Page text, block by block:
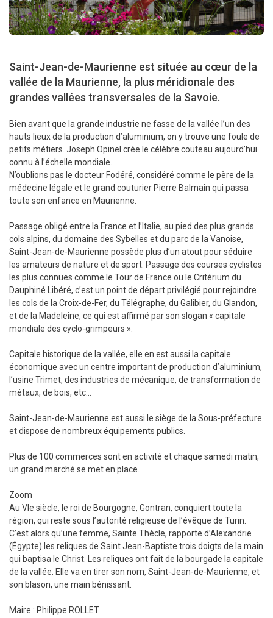
Saint-Jean-de-Maurienne est située au cœur de la
vallée de la Maurienne, la plus méridionale des
grandes vallées transversales de la Savoie.
Bien avant que la grande industrie ne fasse de la vallée l’un des
hauts lieux de la production d’aluminium, on y trouve une foule de
petits métiers. Joseph Opinel crée le célèbre couteau aujourd’hui
connu à l’échelle mondiale.
N’oublions pas le docteur Fodéré, considéré comme le père de la
médecine légale et le grand couturier Pierre Balmain qui passa
toute son enfance en Maurienne.
Passage obligé entre la France et l’Italie, au pied des plus grands
cols alpins, du domaine des Sybelles et du parc de la Vanoise,
Saint-Jean-de-Maurienne possède plus d’un atout pour séduire
les amateurs de nature et de sport. Passage des courses cyclistes
les plus connues comme le Tour de France ou le Critérium du
Dauphiné Libéré, c’est un point de départ privilégié pour rejoindre
les cols de la Croix-de-Fer, du Télégraphe, du Galibier, du Glandon,
et de la Madeleine, ce qui est affirmé par son slogan « capitale
mondiale des cyclo-grimpeurs ».
Capitale historique de la vallée, elle en est aussi la capitale
économique avec un centre important de production d’aluminium,
l’usine Trimet, des industries de mécanique, de transformation de
métaux, de bois, etc…
Saint-Jean-de-Maurienne est aussi le siège de la Sous-préfecture
et dispose de nombreux équipements publics.
Plus de 100 commerces sont en activité et chaque samedi matin,
un grand marché se met en place.
Zoom
Au VIe siècle, le roi de Bourgogne, Gontran, conquiert toute la
région, qui reste sous l’autorité religieuse de l’évêque de Turin.
C’est alors qu’une femme, Sainte Thècle, rapporte d’Alexandrie
(Égypte) les reliques de Saint Jean-Baptiste trois doigts de la main
qui baptisa le Christ. Les reliques ont fait de la bourgade la capitale
de la vallée. Elle va en tirer son nom, Saint-Jean-de-Maurienne, et
son blason, une main bénissant.
Maire : Philippe ROLLET